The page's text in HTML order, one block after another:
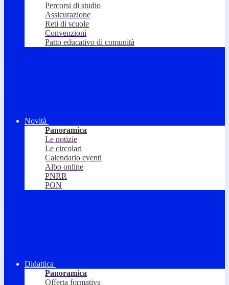
Percorsi di studio
Assicurazione
Reti di scuole
Convenzioni
Patto educativo di comunità
Novità
Panoramica
Le notizie
Le circolari
Calendario eventi
Albo online
PNRR
PON
Didattica
Panoramica
Offerta formativa